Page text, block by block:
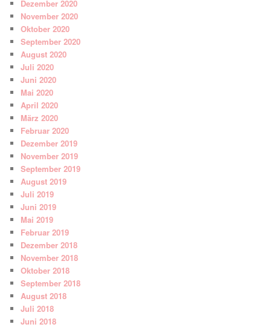
Dezember 2020
November 2020
Oktober 2020
September 2020
August 2020
Juli 2020
Juni 2020
Mai 2020
April 2020
März 2020
Februar 2020
Dezember 2019
November 2019
September 2019
August 2019
Juli 2019
Juni 2019
Mai 2019
Februar 2019
Dezember 2018
November 2018
Oktober 2018
September 2018
August 2018
Juli 2018
Juni 2018